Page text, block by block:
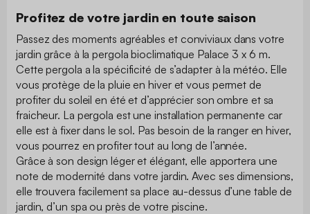
Profitez de votre jardin en toute saison
Passez des moments agréables et conviviaux dans votre
jardin grâce à la pergola bioclimatique Palace 3 x 6 m.
Cette pergola a la spécificité de s’adapter à la météo. Elle
vous protège de la pluie en hiver et vous permet de
profiter du soleil en été et d’apprécier son ombre et sa
fraicheur. La pergola est une installation permanente car
elle est à fixer dans le sol. Pas besoin de la ranger en hiver,
vous pourrez en profiter tout au long de l’année.
Grâce à son design léger et élégant, elle apportera une
note de modernité dans votre jardin. Avec ses dimensions,
elle trouvera facilement sa place au-dessus d’une table de
jardin, d’un spa ou près de votre piscine.